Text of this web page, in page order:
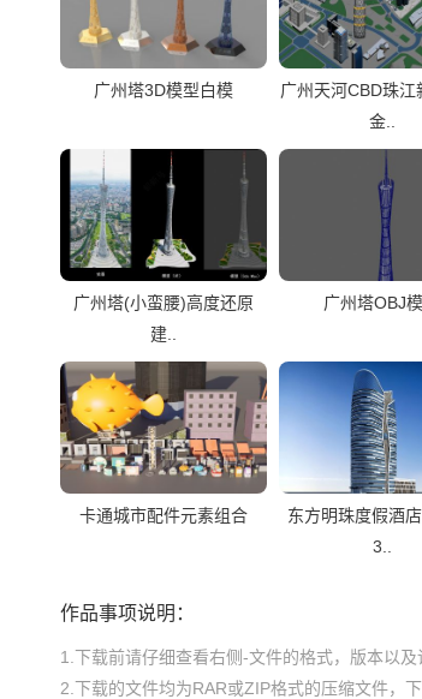
广州塔3D模型白模
广州天河CBD珠江
金..
广州塔(小蛮腰)高度还原
建..
广州塔OBJ
卡通城市配件元素组合
东方明珠度假酒
3..
作品事项说明：
1.下载前请仔细查看右侧-文件的格式，版本以
2.下载的文件均为RAR或ZIP格式的压缩文件，